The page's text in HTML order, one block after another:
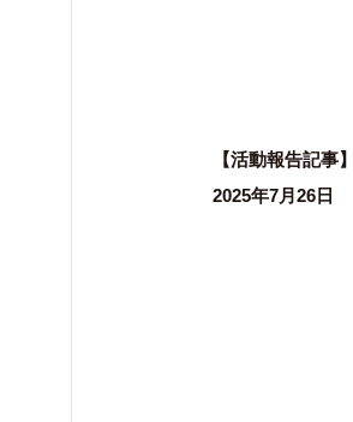
【活動報告記事】
2025年7月26日